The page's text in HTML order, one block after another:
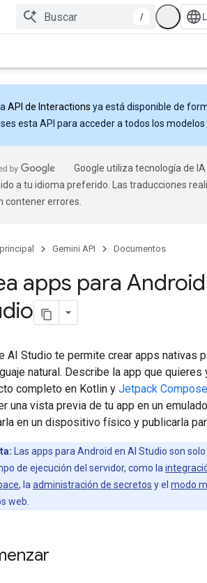
/
La API de Interactions ya está disponible de
esta API para acceder a todos los
Google utiliza tecnología de
a tu idioma preferido. Las traducciones
contener errores.
Gemini API Documentos
apps para
AI Studio te permite crear apps nativas
natural. Describe la app que quieres
completo en Kotlin y Jetpack Compose
una vista previa de tu app en un
en un dispositivo físico y publicarla
Las apps para Android en AI Studio son
de ejecución del servidor, como la
, la administración de secretos y el modo
web.